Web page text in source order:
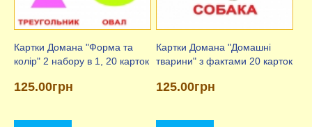
Картки Домана "Форма та
колір" 2 набору в 1, 20 карток
125.00грн
Картки Домана "Домашні
тварини" з фактами 20 карток
125.00грн